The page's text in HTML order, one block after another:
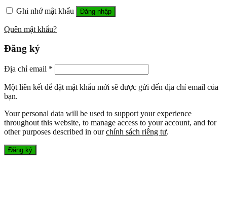
Ghi nhớ mật khẩu Đăng nhập
Quên mật khẩu?
Đăng ký
Địa chỉ email *
Một liên kết để đặt mật khẩu mới sẽ được gửi đến địa chỉ email của
bạn.
Your personal data will be used to support your experience
throughout this website, to manage access to your account, and for
other purposes described in ourchính sách riêng tư.
Đăng ký